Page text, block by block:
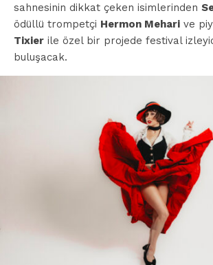
sahnesinin dikkat çeken isimlerinden
ödüllü trompetçi Hermon Mehari ve
Tixier ile özel bir projede festival
buluşacak.